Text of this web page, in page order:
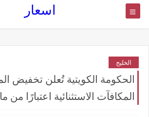
اسعار
الخليج
الحكومة الكويتية تُعلن تخفيض
المكافآت الاستثنائية اعتبارًا من مايو